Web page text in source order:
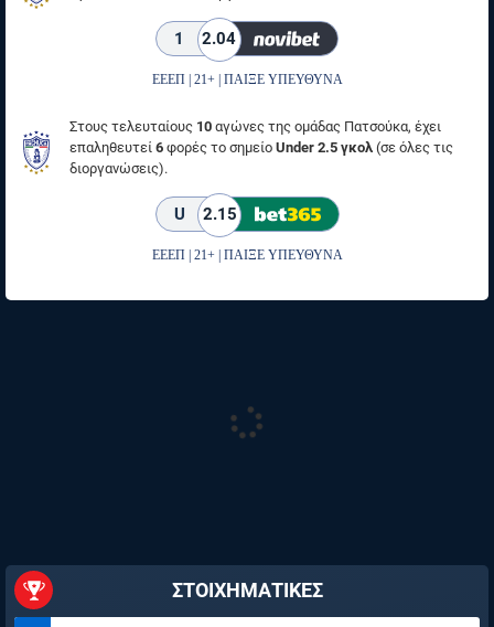
1 2.04
ΕΕΕΠ | 21+ | ΠΑΙΞΕ ΥΠΕΥΘΥΝΑ
Στους τελευταίους 10 αγώνες της ομάδας Πατσούκα, έχει
επαληθευτεί 6 φορές το σημείο Under 2.5 γκολ (σε όλες τις
διοργανώσεις).
U 2.15
ΕΕΕΠ | 21+ | ΠΑΙΞΕ ΥΠΕΥΘΥΝΑ
ΣΤΟΙΧΗΜΑΤΙΚΕΣ